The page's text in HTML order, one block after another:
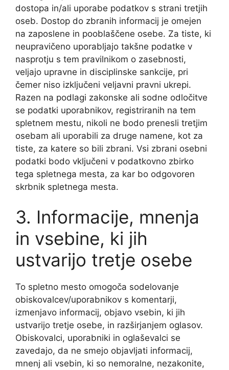
dostopa in/ali uporabe podatkov s strani tretjih
oseb. Dostop do zbranih informacij je omejen
na zaposlene in pooblaščene osebe. Za tiste, ki
neupravičeno uporabljajo takšne podatke v
nasprotju s tem pravilnikom o zasebnosti,
veljajo upravne in disciplinske sankcije, pri
čemer niso izključeni veljavni pravni ukrepi.
Razen na podlagi zakonske ali sodne odločitve
se podatki uporabnikov, registriranih na tem
spletnem mestu, nikoli ne bodo prenesli tretjim
osebam ali uporabili za druge namene, kot za
tiste, za katere so bili zbrani. Vsi zbrani osebni
podatki bodo vključeni v podatkovno zbirko
tega spletnega mesta, za kar bo odgovoren
skrbnik spletnega mesta.
3. Informacije, mnenja
in vsebine, ki jih
ustvarijo tretje osebe
To spletno mesto omogoča sodelovanje
obiskovalcev/uporabnikov s komentarji,
izmenjavo informacij, objavo vsebin, ki jih
ustvarijo tretje osebe, in razširjanjem oglasov.
Obiskovalci, uporabniki in oglaševalci se
zavedajo, da ne smejo objavljati informacij,
mnenj ali vsebin, ki so nemoralne, nezakonite,